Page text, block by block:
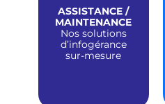
ASSISTANCE /
MAINTENANCE
Nos solutions
d’infogérance
sur-mesure